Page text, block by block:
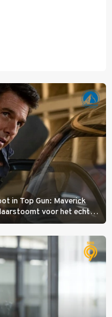
in Top Gun: Maverick
voor het echte